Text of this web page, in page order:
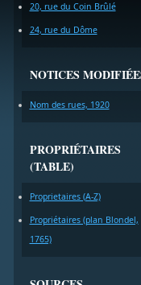
20, rue du Coin Brûlé
24, rue du Dôme
NOTICES
Nom des rues, 1920
PROPRIÉTAIRES
(TABLE)
Proprietaires (A-Z)
Propriétaires (plan Blondel,
1765)